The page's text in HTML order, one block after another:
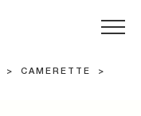
> CAMERETTE
>